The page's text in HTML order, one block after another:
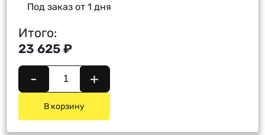
Под заказ от 1 дня
Итого:
23 625 ₽
- +
В корзину